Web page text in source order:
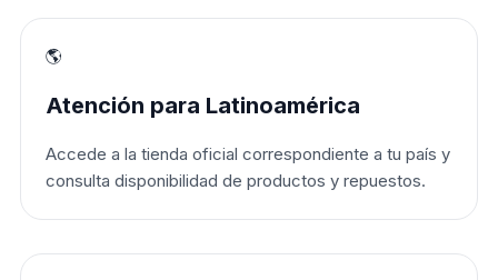
🌎
Atención para Latinoamérica
Accede a la tienda oficial correspondiente a tu país y
consulta disponibilidad de productos y repuestos.